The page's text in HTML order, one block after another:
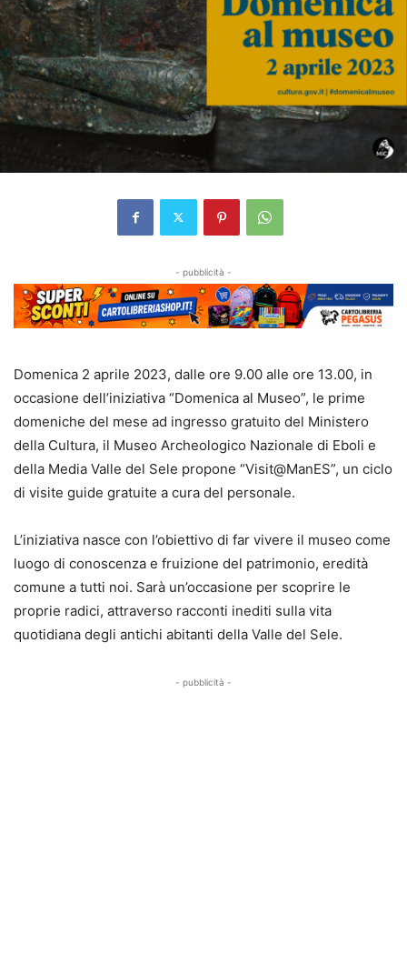
- pubblicità -
Domenica 2 aprile 2023, dalle ore 9.00 alle ore 13.00, in
occasione dell’iniziativa “Domenica al Museo”, le prime
domeniche del mese ad ingresso gratuito del Ministero
della Cultura, il Museo Archeologico Nazionale di Eboli e
della Media Valle del Sele propone “Visit@ManES”, un ciclo
di visite guide gratuite a cura del personale.
L’iniziativa nasce con l’obiettivo di far vivere il museo come
luogo di conoscenza e fruizione del patrimonio, eredità
comune a tutti noi. Sarà un’occasione per scoprire le
proprie radici, attraverso racconti inediti sulla vita
quotidiana degli antichi abitanti della Valle del Sele.
- pubblicità -